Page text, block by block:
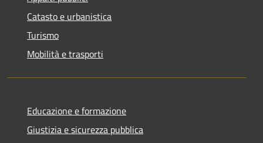
Catasto e urbanistica
Turismo
Mobilità e trasporti
Educazione e formazione
Giustizia e sicurezza pubblica